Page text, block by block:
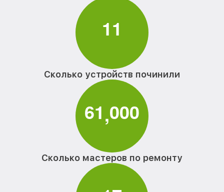
11
Сколько устройств починили
61,000
Сколько мастеров по ремонту